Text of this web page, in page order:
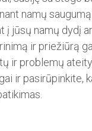
namų
į jūsų namų dydį
ir priežiūrą
ir problemų
ir pasirūpinkite,